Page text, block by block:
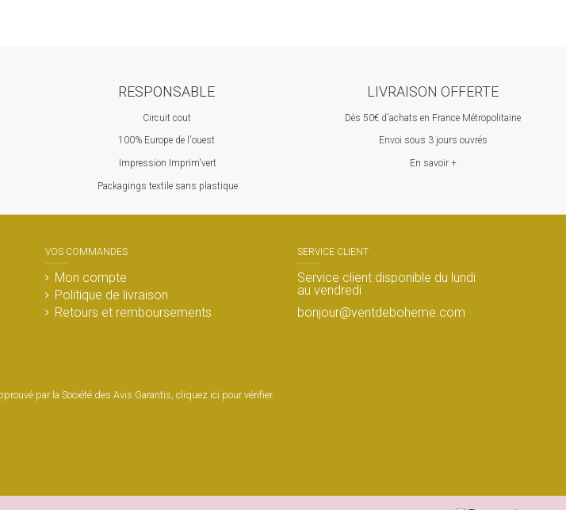
RESPONSABLE
Circuit cout
100% Europe de l'ouest
Impression Imprim'vert
Packagings textile sans plastique
LIVRAISON OFFERTE
Dès 50€ d'achats en France Métropolitaine
Envoi sous 3 jours ouvrés
En savoir +
VOS COMMANDES
Mon compte
Politique de livraison
Retours et remboursements
SERVICE CLIENT
Service client disponible du lundi
au vendredi
bonjour@ventdeboheme.com
par la Société des Avis Garantis, cliquez ici pour vérifier.